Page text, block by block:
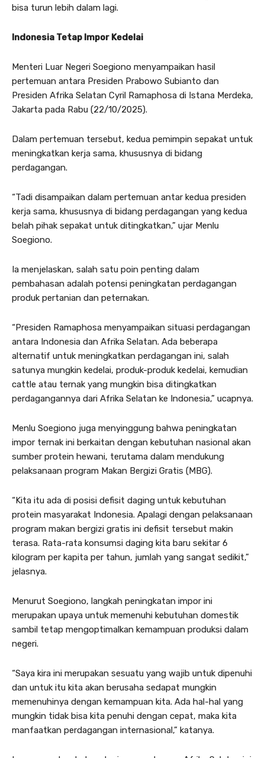
bisa turun lebih dalam lagi.
Indonesia Tetap Impor Kedelai
Menteri Luar Negeri Soegiono menyampaikan hasil
pertemuan antara Presiden Prabowo Subianto dan
Presiden Afrika Selatan Cyril Ramaphosa di Istana Merdeka,
Jakarta pada Rabu (22/10/2025).
Dalam pertemuan tersebut, kedua pemimpin sepakat untuk
meningkatkan kerja sama, khususnya di bidang
perdagangan.
“Tadi disampaikan dalam pertemuan antar kedua presiden
kerja sama, khususnya di bidang perdagangan yang kedua
belah pihak sepakat untuk ditingkatkan,” ujar Menlu
Soegiono.
Ia menjelaskan, salah satu poin penting dalam
pembahasan adalah potensi peningkatan perdagangan
produk pertanian dan peternakan.
“Presiden Ramaphosa menyampaikan situasi perdagangan
antara Indonesia dan Afrika Selatan. Ada beberapa
alternatif untuk meningkatkan perdagangan ini, salah
satunya mungkin kedelai, produk-produk kedelai, kemudian
cattle atau ternak yang mungkin bisa ditingkatkan
perdagangannya dari Afrika Selatan ke Indonesia,” ucapnya.
Menlu Soegiono juga menyinggung bahwa peningkatan
impor ternak ini berkaitan dengan kebutuhan nasional akan
sumber protein hewani, terutama dalam mendukung
pelaksanaan program Makan Bergizi Gratis (MBG).
“Kita itu ada di posisi defisit daging untuk kebutuhan
protein masyarakat Indonesia. Apalagi dengan pelaksanaan
program makan bergizi gratis ini defisit tersebut makin
terasa. Rata-rata konsumsi daging kita baru sekitar 6
kilogram per kapita per tahun, jumlah yang sangat sedikit,”
jelasnya.
Menurut Soegiono, langkah peningkatan impor ini
merupakan upaya untuk memenuhi kebutuhan domestik
sambil tetap mengoptimalkan kemampuan produksi dalam
negeri.
“Saya kira ini merupakan sesuatu yang wajib untuk dipenuhi
dan untuk itu kita akan berusaha sedapat mungkin
memenuhinya dengan kemampuan kita. Ada hal-hal yang
mungkin tidak bisa kita penuhi dengan cepat, maka kita
manfaatkan perdagangan internasional,” katanya.